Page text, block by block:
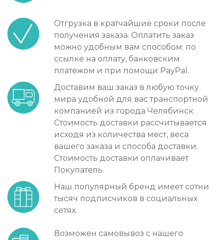
Отгрузка в кратчайшие сроки после
получения заказа. Оплатить заказ
можно удобным вам способом: по
ссылке на оплату, банковским
платежом и при помощи PayPal.
Доставим ваш заказ в любую точку
мира удобной для вас транспортной
компанией из города Челябинск.
Стоимость доставки рассчитывается
исходя из количества мест, веса
вашего заказа и способа доставки.
Стоимость доставки оплачивает
Покупатель.
Наш популярный бренд имеет сотни
тысяч подписчиков в социальных
сетях.
Возможен самовывоз с нашего